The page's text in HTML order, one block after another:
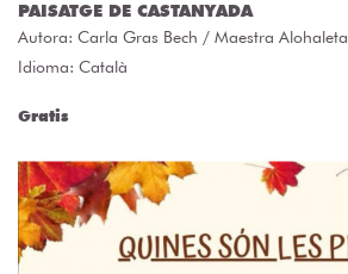
PAISATGE DE CASTANYADA
Autora: Carla Gras Bech / Maestra Alohaleta
Idioma: Català
Gratis